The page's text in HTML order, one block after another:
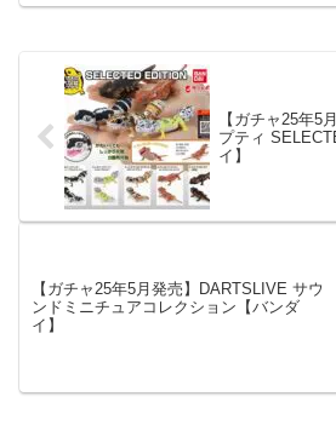
【ガチャ25年5
プティ
イ】
【ガチャ25年5月発売】DARTSLIVE サウ
ンドミニチュアコレクション【バンダ
イ】